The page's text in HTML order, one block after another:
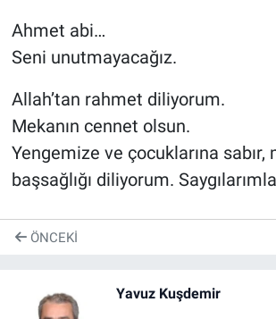
Ahmet abi…
Seni unutmayacağız.
Allah’tan rahmet diliyorum.
Mekanın cennet olsun.
Yengemize ve çocuklarına sabır,
başsağlığı diliyorum.
ÖNCEKI
Yavuz Kuşdemir